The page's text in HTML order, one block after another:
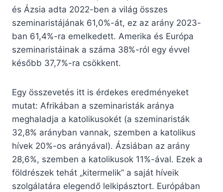
és Ázsia adta 2022-ben a világ összes
szeminaristájának 61,0%-át, ez az arány 2023-
ban 61,4%-ra emelkedett. Amerika és Európa
szeminaristáinak a száma 38%-ról egy évvel
később 37,7%-ra csökkent.
Egy összevetés itt is érdekes eredményeket
mutat: Afrikában a szeminaristák aránya
meghaladja a katolikusokét (a szeminaristák
32,8% arányban vannak, szemben a katolikus
hívek 20%-os arányával). Ázsiában az arány
28,6%, szemben a katolikusok 11%-ával. Ezek a
földrészek tehát „kitermelik” a saját híveik
szolgálatára elegendő lelkipásztort. Európában